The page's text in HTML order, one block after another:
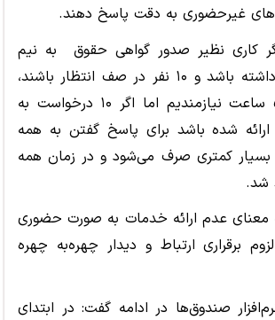
غیرحضوری به دقت پاسخ دهند.
کاری نظیر صدور گواهی حقوق به نیم
ساعت زمان نیاز داشته باشد و ۱۰ نفر در صف انتظار باشند،
به زمانی حدود ۵ ساعت نیازمندیم اما اگر ۱۰ درخواست به
شده باشد برای پاسخ گفتن به همه
بسیار کمتری صرف می‌شود و در زمان همه
شد.
معنای عدم ارائه خدمات به صورت حضوری
برقراری ارتباط و دیدار چهره‌به چهره
صندوق‌ها در ادامه گفت: در ابتدای